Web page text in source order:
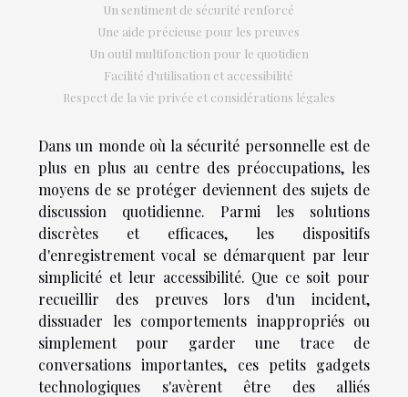
Un sentiment de sécurité renforcé
Une aide précieuse pour les preuves
Un outil multifonction pour le quotidien
Facilité d'utilisation et accessibilité
Respect de la vie privée et considérations légales
Dans un monde où la sécurité personnelle est de
plus en plus au centre des préoccupations, les
moyens de se protéger deviennent des sujets de
discussion quotidienne. Parmi les solutions
discrètes et efficaces, les dispositifs
d'enregistrement vocal se démarquent par leur
simplicité et leur accessibilité. Que ce soit pour
recueillir des preuves lors d'un incident,
dissuader les comportements inappropriés ou
simplement pour garder une trace de
conversations importantes, ces petits gadgets
technologiques s'avèrent être des alliés